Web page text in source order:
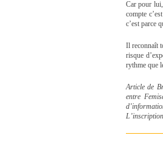
Car pour lui,
compte
c’est parce
Il reconnaît
risque
rythme que
Article de
entre